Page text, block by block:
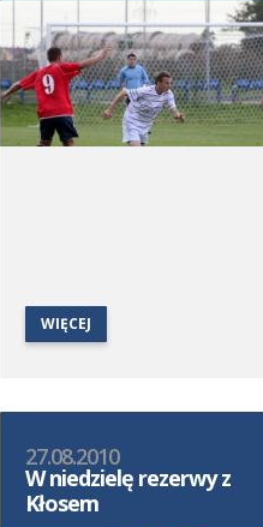
WIĘCEJ
27.08.2010
W niedzielę rezerwy z
Kłosem